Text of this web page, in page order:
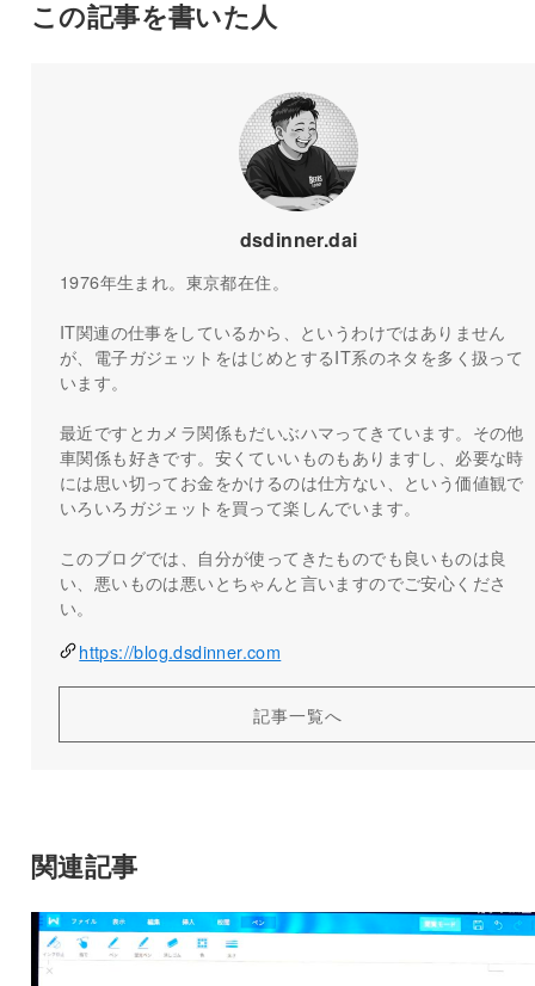
この記事を書いた人
dsdinner.dai
1976年生まれ。東京都在住。
IT関連の仕事をしているから、というわけではありません
が、電子ガジェットをはじめとするIT系のネタを多く扱って
います。
最近ですとカメラ関係もだいぶハマってきています。その他
車関係も好きです。安くていいものもありますし、必要な時
には思い切ってお金をかけるのは仕方ない、という価値観で
いろいろガジェットを買って楽しんでいます。
このブログでは、自分が使ってきたものでも良いものは良
い、悪いものは悪いとちゃんと言いますのでご安心くださ
い。
https://blog.dsdinner.com
記事一覧へ
関連記事